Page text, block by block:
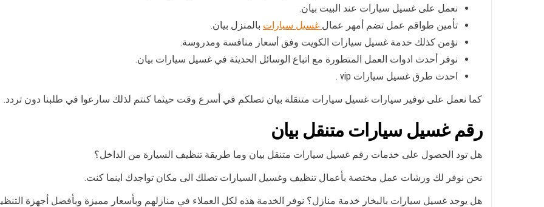
نعمل على غسيل سيارات عند البيت بيان.
تأمين طواقم عمل تضم أمهر عمال غسيل سيارات بالمنزل بيان.
نؤمن كذلك خدمة غسيل سيارات الكويت وفق أسعار منافسة ومدروسة.
نوفر أحدث ادوات العمل المتطورة مع اتباع الوسائل الحديثة في غسيل سيارات بيان.
احدث طرق غسيل سيارات vip .
كما نعمل على توفير سيارات غسيل سيارات متنقلة بيان تصلكم في أسرع وقت حيثما كنتم لذلك سارعوا في طلبنا دون تردد.
رقم غسيل سيارات متنقل بيان
هل تود الحصول على خدمات رقم غسيل سيارات متنقل بيان وما طريقة تنظيف السيارة من الداخل؟
نحن نوفر لك ورشات عمل مختصة بأعمال تنظيف وغسيل السيارات تصلك الى مكان تواجدك اينما كنت.
هل يوجد غسيل سيارات بالبخار خدمة منازل؟ نوفر الخدمة هذه لكل العملاء في منازلهم وبأسعار مميزة وبأفضل أجهزة